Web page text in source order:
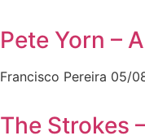
Pete Yorn –
Francisco Pereira 05/
The Strokes